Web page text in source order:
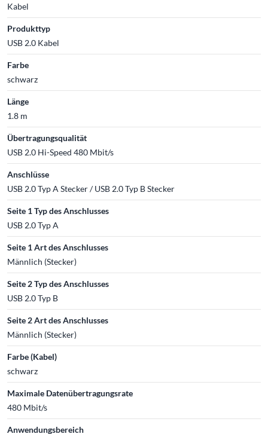
Kabel
Produkttyp
USB 2.0 Kabel
Farbe
schwarz
Länge
1.8 m
Übertragungsqualität
USB 2.0 Hi-Speed 480 Mbit/s
Anschlüsse
USB 2.0 Typ A Stecker / USB 2.0 Typ B Stecker
Seite 1 Typ des Anschlusses
USB 2.0 Typ A
Seite 1 Art des Anschlusses
Männlich (Stecker)
Seite 2 Typ des Anschlusses
USB 2.0 Typ B
Seite 2 Art des Anschlusses
Männlich (Stecker)
Farbe (Kabel)
schwarz
Maximale Datenübertragungsrate
480 Mbit/s
Anwendungsbereich